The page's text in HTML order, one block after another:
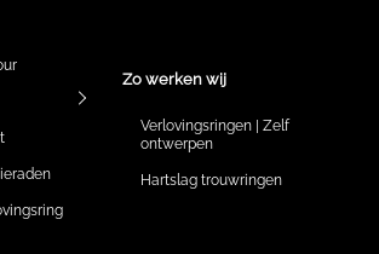
Zo werken wij
Verlovingsringen | Zelf
ontwerpen
Hartslag trouwringen